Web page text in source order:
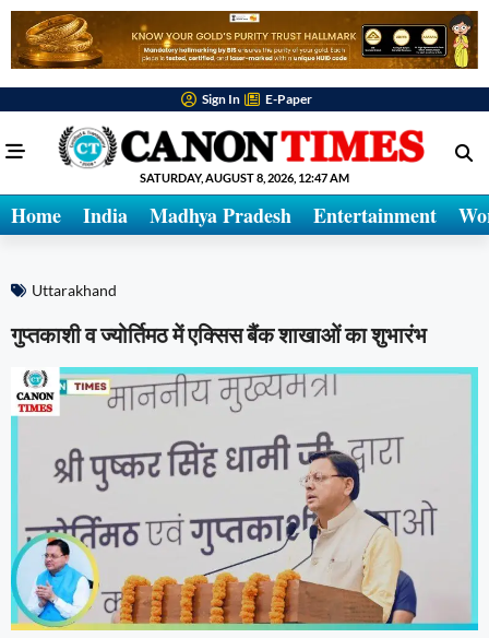
Sign In E-Paper
SATURDAY, AUGUST 8, 2026, 12:47 AM
Home India Madhya Pradesh Entertainment
Uttarakhand
गुप्तकाशी व ज्योर्तिमठ में एक्सिस बैंक शाखाओं का शुभारंभ